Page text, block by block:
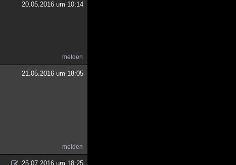
20.05.2016 um 10:14
melden
21.05.2016 um 18:05
melden
25.07.2016 um 18:25